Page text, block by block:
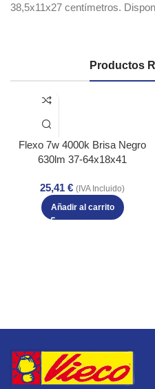
38,5x11x27 centímetros.
Productos
Flexo 7w 4000k Brisa Negro
630lm 37-64x18x41
25,41 € (IVA Incluido)
Añadir al carrito